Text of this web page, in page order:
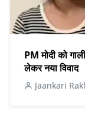
PM मोदी को
लेकर नया विवाद
Jaankari